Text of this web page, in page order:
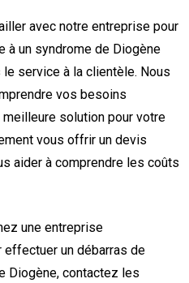
avec notre entreprise pour
à un syndrome de Diogène
service à la clientèle. Nous
vos besoins
solution pour votre
vous offrir un devis
aider à comprendre les coûts
une entreprise
un débarras de
Diogène, contactez les